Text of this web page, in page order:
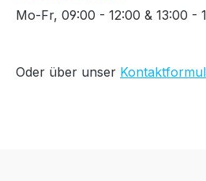
Mo-Fr, 09:00 - 12:00 & 13:00 -
Oder über unser